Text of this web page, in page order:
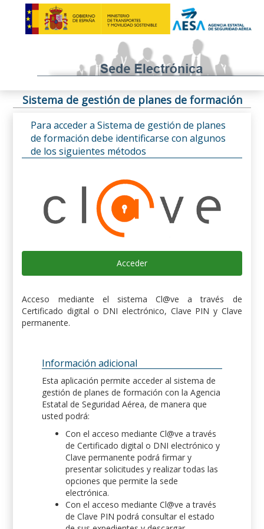
Sistema de gestión de planes de formación
Para acceder a Sistema de gestión de planes
de formación debe identificarse con algunos
de los siguientes métodos
Acceder
Acceso mediante el sistema Cl@ve a través de
Certificado digital o DNI electrónico, Clave PIN y Clave
permanente.
Información adicional
Esta aplicación permite acceder al sistema de
gestión de planes de formación con la Agencia
Estatal de Seguridad Aérea, de manera que
usted podrá:
Con el acceso mediante Cl@ve a través
de Certificado digital o DNI electrónico y
Clave permanente podrá firmar y
presentar solicitudes y realizar todas las
opciones que permite la sede
electrónica.
Con el acceso mediante Cl@ve a través
de Clave PIN podrá consultar el estado